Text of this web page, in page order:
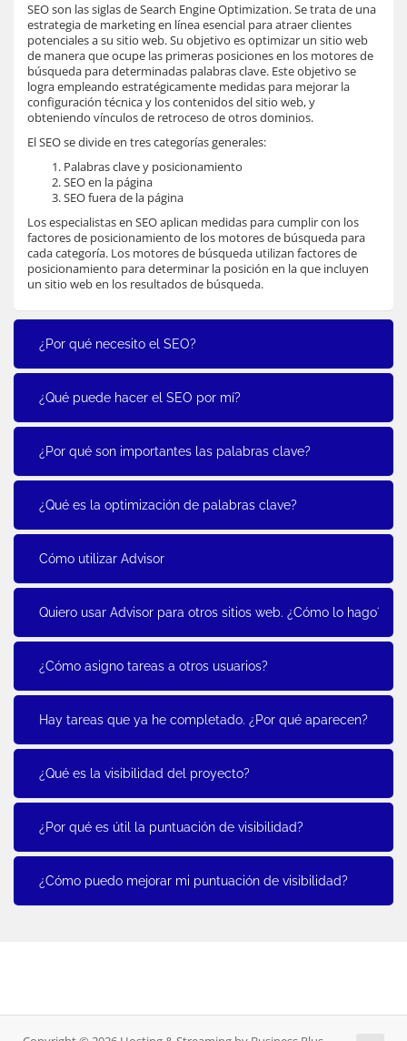
SEO son las siglas de Search Engine Optimization. Se trata de una
estrategia de marketing en línea esencial para atraer clientes
potenciales a su sitio web. Su objetivo es optimizar un sitio web
de manera que ocupe las primeras posiciones en los motores de
búsqueda para determinadas palabras clave. Este objetivo se
logra empleando estratégicamente medidas para mejorar la
configuración técnica y los contenidos del sitio web, y
obteniendo vínculos de retroceso de otros dominios.
El SEO se divide en tres categorías generales:
Palabras clave y posicionamiento
SEO en la página
SEO fuera de la página
Los especialistas en SEO aplican medidas para cumplir con los
factores de posicionamiento de los motores de búsqueda para
cada categoría. Los motores de búsqueda utilizan factores de
posicionamiento para determinar la posición en la que incluyen
un sitio web en los resultados de búsqueda.
¿Por qué necesito el SEO?
¿Qué puede hacer el SEO por mí?
¿Por qué son importantes las palabras clave?
¿Qué es la optimización de palabras clave?
Cómo utilizar Advisor
Quiero usar Advisor para otros sitios web. ¿Cómo lo hago?
¿Cómo asigno tareas a otros usuarios?
Hay tareas que ya he completado. ¿Por qué aparecen?
¿Qué es la visibilidad del proyecto?
¿Por qué es útil la puntuación de visibilidad?
¿Cómo puedo mejorar mi puntuación de visibilidad?